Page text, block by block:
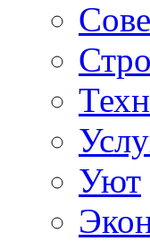
Уют